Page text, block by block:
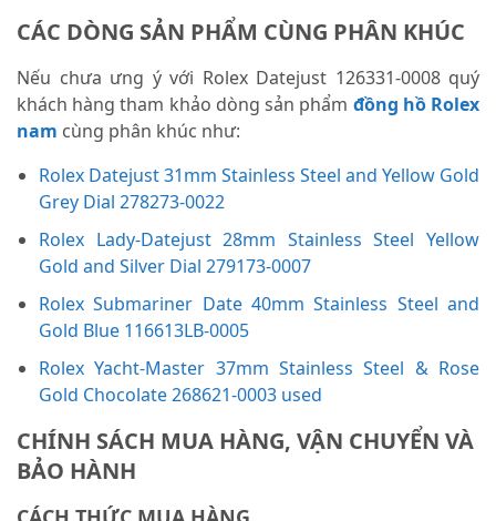
CÁC DÒNG SẢN PHẨM CÙNG PHÂN KHÚC
Nếu chưa ưng ý với Rolex Datejust 126331-0008 quý
khách hàng tham khảo dòng sản phẩm đồng hồ Rolex
nam cùng phân khúc như:
Rolex Datejust 31mm Stainless Steel and Yellow Gold
Grey Dial 278273-0022
Rolex Lady-Datejust 28mm Stainless Steel Yellow
Gold and Silver Dial 279173-0007
Rolex Submariner Date 40mm Stainless Steel and
Gold Blue 116613LB-0005
Rolex Yacht-Master 37mm Stainless Steel & Rose
Gold Chocolate 268621-0003 used
CHÍNH SÁCH MUA HÀNG, VẬN CHUYỂN VÀ
BẢO HÀNH